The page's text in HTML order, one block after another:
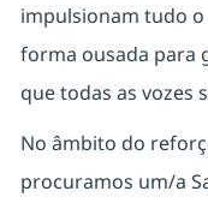
impulsionam tudo
forma ousada para
que todas as vozes
No âmbito do
procuramos um/a